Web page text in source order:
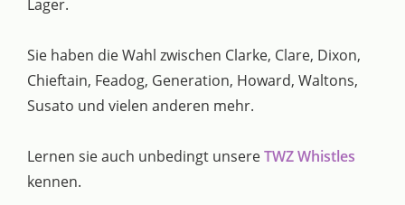
Lager.
Sie haben die Wahl zwischen Clarke, Clare, Dixon,
Chieftain, Feadog, Generation, Howard, Waltons,
Susato und vielen anderen mehr.
Lernen sie auch unbedingt unsereTWZ Whistles
kennen.